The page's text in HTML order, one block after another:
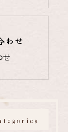
わせ
せ